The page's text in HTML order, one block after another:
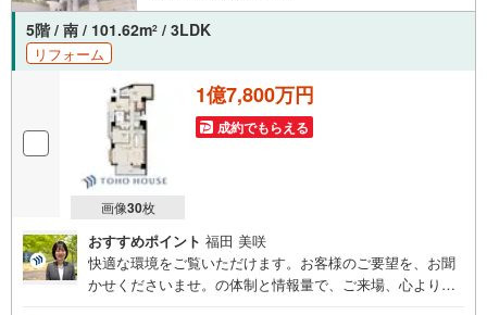
5階 / 南 / 101.62m2 / 3LDK
リフォーム
画像30枚
1億7,800万円
成約でもらえる
おすすめポイント 福田 美咲
快適な環境をご覧いただけます。お客様のご要望を、お聞
かせくださいませ。の体制と情報量で、ご来場、心よりお